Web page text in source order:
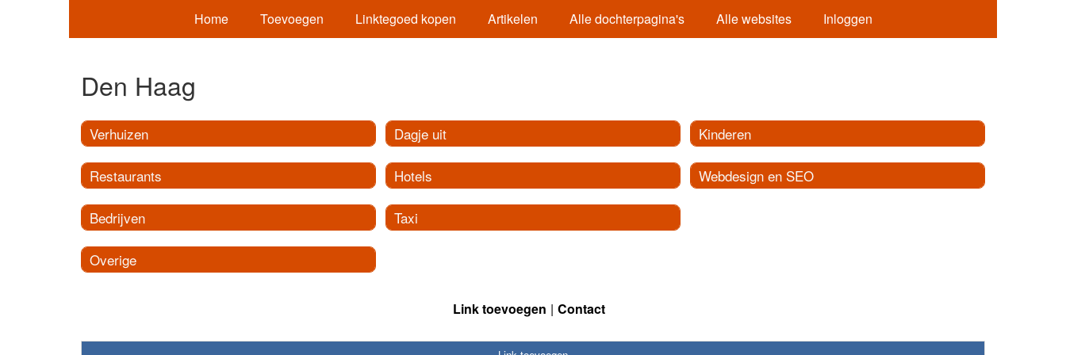
Home Toevoegen Linktegoed kopen Artikelen Alle dochterpagina's Alle websites Inloggen
Den Haag
Verhuizen
Restaurants
Bedrijven
Overige
Dagje uit
Hotels
Taxi
Kinderen
Webdesign en SEO
Link toevoegen Contact